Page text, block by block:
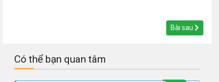
Bài sau
Có thể bạn quan tâm